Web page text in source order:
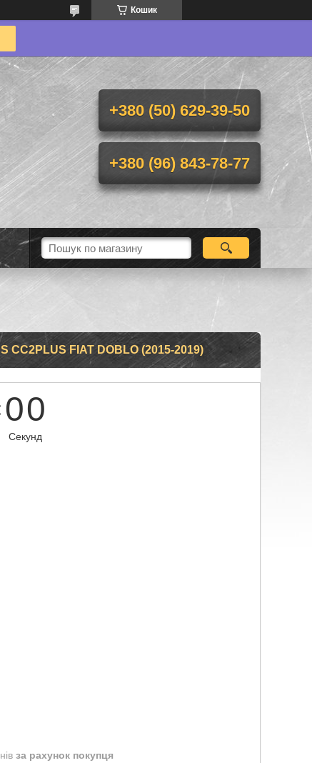
Кошик
+380 (50) 629-39-50
+380 (96) 843-78-77
FIAT DOBLO (2015-2019)
00
Секунд
за рахунок покупця